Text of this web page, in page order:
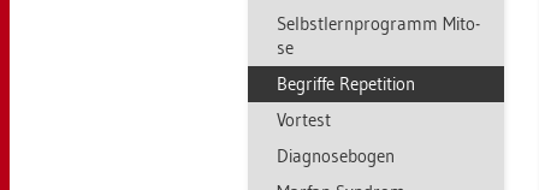
Selbst­lern­pro­gramm Mito­
se
Be­grif­fe Re­pe­ti­ti­on
Vor­test
Dia­gno­se­bo­gen